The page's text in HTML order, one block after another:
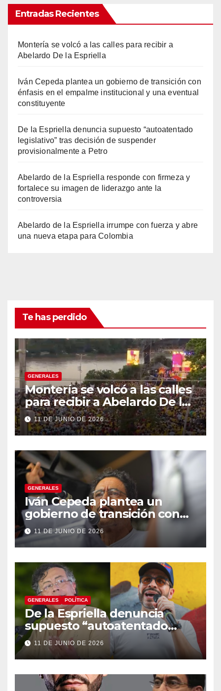
Entradas Recientes
Montería se volcó a las calles para recibir a
Abelardo De la Espriella
Iván Cepeda plantea un gobierno de transición con
énfasis en el empalme institucional y una eventual
constituyente
De la Espriella denuncia supuesto “autoatentado
legislativo” tras decisión de suspender
provisionalmente a Petro
Abelardo de la Espriella responde con firmeza y
fortalece su imagen de liderazgo ante la
controversia
Abelardo de la Espriella irrumpe con fuerza y abre
una nueva etapa para Colombia
Te has perdido
GENERALES
Montería se volcó a las calles
para recibir a Abelardo De la
Espriella
11 DE JUNIO DE 2026
GENERALES
Iván Cepeda plantea un
gobierno de transición con
énfasis en el empalme
institucional y una eventual
constituyente
11 DE JUNIO DE 2026
GENERALES POLÍTICA
De la Espriella denuncia
supuesto “autoatentado
legislativo” tras decisión de
suspender provisionalmente
a Petro
11 DE JUNIO DE 2026